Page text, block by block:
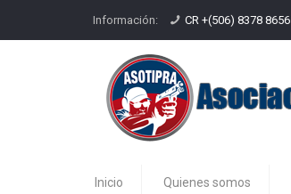
Información: CR +(506) 8378 8656
Inicio Quienes somos